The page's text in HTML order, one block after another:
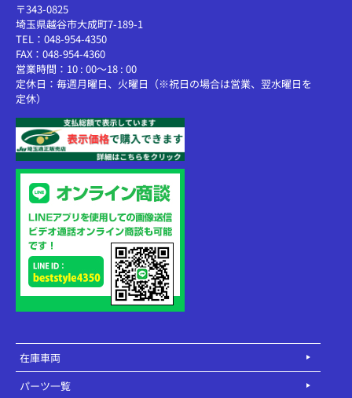
〒343-0825
埼玉県越谷市大成町7-189-1
TEL：048-954-4350
FAX：048-954-4360
営業時間：10 : 00～18 : 00
定休日：毎週月曜日、火曜日（※祝日の場合は営業、翌水曜日を
定休）
在庫車両
パーツ一覧